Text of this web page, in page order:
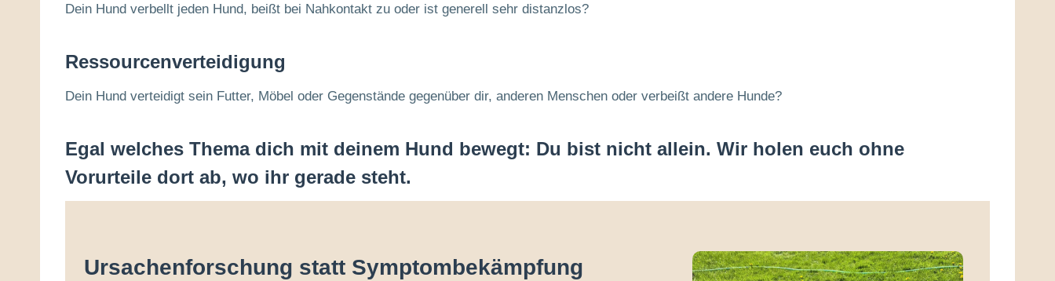
Dein Hund verbellt jeden Hund, beißt bei Nahkontakt zu oder ist generell sehr distanzlos?
Ressourcenverteidigung
Dein Hund verteidigt sein Futter, Möbel oder Gegenstände gegenüber dir, anderen Menschen oder verbeißt andere Hunde?
Egal welches Thema dich mit deinem Hund bewegt: Du bist nicht allein. Wir holen euch ohne
Vorurteile dort ab, wo ihr gerade steht.
Ursachenforschung statt Symptombekämpfung